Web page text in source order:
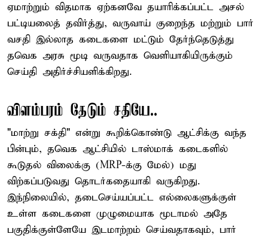
ஏமாற்றும் விதமாக ஏற்கனவே தயாரிக்கப்பட்ட அசல்
பட்டியலைத் தவிர்த்து, வருவாய் குறைந்த மற்றும் பார்
வசதி இல்லாத கடைகளை மட்டும் தேர்ந்தெடுத்து
தவெக அரசு மூடி வருவதாக வெளியாகியிருக்கும்
செய்தி அதிர்ச்சியளிக்கிறது.
விளம்பரம் தேடும் சதியே..
"மாற்று சக்தி" என்று கூறிக்கொண்டு ஆட்சிக்கு வந்த
பின்பும், தவெக ஆட்சியில் டாஸ்மாக் கடைகளில்
கூடுதல் விலைக்கு (MRP-க்கு மேல்) மது
விற்கப்படுவது தொடர்கதையாகி வருகிறது.
இந்நிலையில், தடைசெய்யப்பட்ட எல்லைகளுக்குள்
உள்ள கடைகளை முழுமையாக மூடாமல் அதே
பகுதிக்குள்ளேயே இடமாற்றம் செய்வதாகவும், பார்